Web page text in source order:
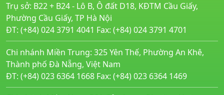
Trụ sở: B22 + B24 - Lô B, Ô đất D18, KĐTM Cầu Giấy,
Phường Cầu Giấy, TP Hà Nội
ĐT: (+84) 024 3791 4041 Fax: (+84) 024 3791 4701
Chi nhánh Miền Trung: 325 Yên Thế, Phường An Khê,
Thành phố Đà Nẵng, Việt Nam
ĐT: (+84) 023 6364 1668 Fax: (+84) 023 6364 1469